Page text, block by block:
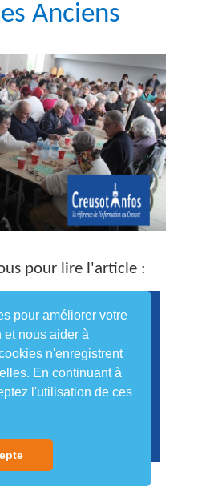
pour améliorer votre
nous aider à
n'enregistrent
En continuant à
l'utilisation de ces
Anciens
pour lire l'article :